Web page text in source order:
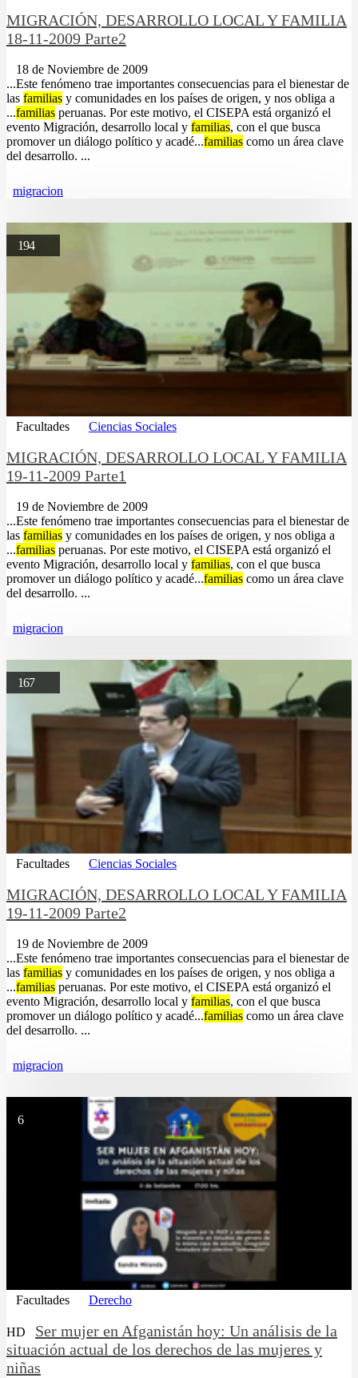
MIGRACIÓN, DESARROLLO LOCAL Y FAMILIA
18-11-2009 Parte2
18 de Noviembre de 2009
...Este fenómeno trae importantes consecuencias para el bienestar de
las familias y comunidades en los países de origen, y nos obliga a
...familias peruanas. Por este motivo, el CISEPA está organizó el
evento Migración, desarrollo local y familias, con el que busca
promover un diálogo político y acadé...familias como un área clave
del desarrollo. ...
migracion
194
Facultades Ciencias Sociales
MIGRACIÓN, DESARROLLO LOCAL Y FAMILIA
19-11-2009 Parte1
19 de Noviembre de 2009
...Este fenómeno trae importantes consecuencias para el bienestar de
las familias y comunidades en los países de origen, y nos obliga a
...familias peruanas. Por este motivo, el CISEPA está organizó el
evento Migración, desarrollo local y familias, con el que busca
promover un diálogo político y acadé...familias como un área clave
del desarrollo. ...
migracion
167
Facultades Ciencias Sociales
MIGRACIÓN, DESARROLLO LOCAL Y FAMILIA
19-11-2009 Parte2
19 de Noviembre de 2009
...Este fenómeno trae importantes consecuencias para el bienestar de
las familias y comunidades en los países de origen, y nos obliga a
...familias peruanas. Por este motivo, el CISEPA está organizó el
evento Migración, desarrollo local y familias, con el que busca
promover un diálogo político y acadé...familias como un área clave
del desarrollo. ...
migracion
6
Facultades Derecho
HD
Ser mujer en Afganistán hoy: Un análisis de la
situación actual de los derechos de las mujeres y
niñas